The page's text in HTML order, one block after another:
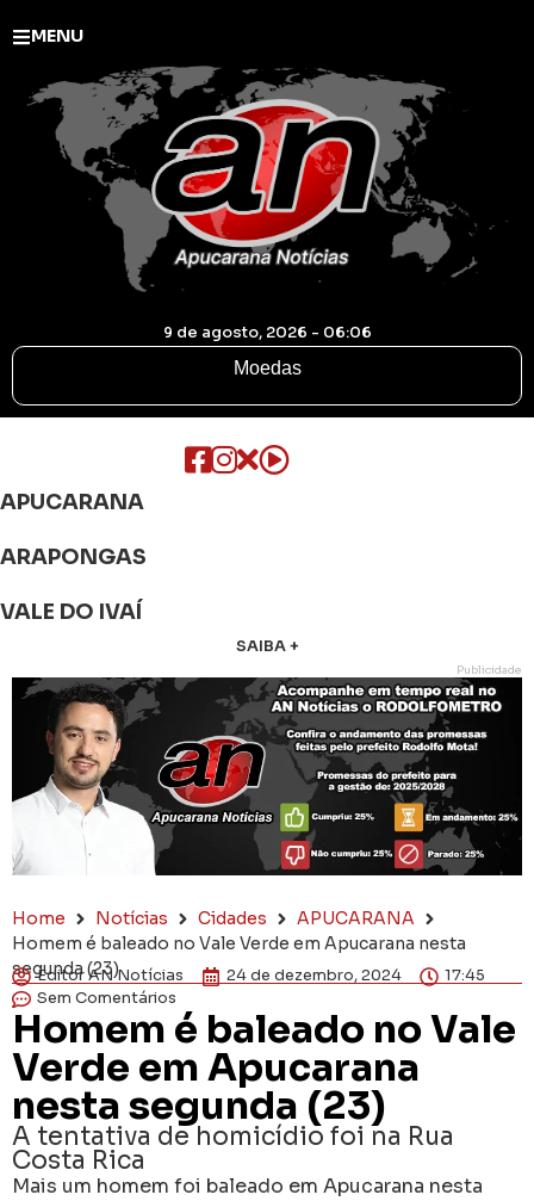
MENU
9 de agosto, 2026 - 06:06
Moedas
APUCARANA
ARAPONGAS
VALE DO IVAÍ
SAIBA +
Publicidade
Home Notícias Cidades
APUCARANA
Homem é baleado no Vale Verde em Apucarana nesta
segunda (23)
Editor AN Notícias 24 de dezembro, 2024
17:45
Sem Comentários
Homem é baleado no Vale
Verde em Apucarana
nesta segunda (23)
A tentativa de homicídio foi na Rua
Costa Rica
Mais um homem foi baleado em Apucarana nesta